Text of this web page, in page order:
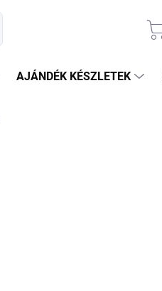
AJÁNDÉK KÉSZLETEK